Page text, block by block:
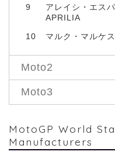
9
アレイシ・エス
APRILIA
10 マルク・マルケ
Moto2
Moto3
MotoGP World
Manufacturers